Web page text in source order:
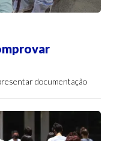
documentação